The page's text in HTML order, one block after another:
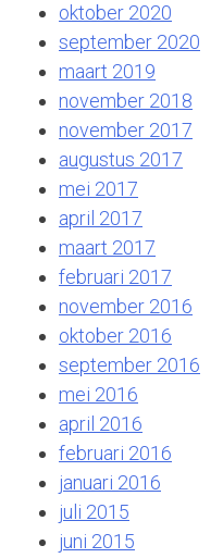
oktober 2020
september 2020
maart 2019
november 2018
november 2017
augustus 2017
mei 2017
april 2017
maart 2017
februari 2017
november 2016
oktober 2016
september 2016
mei 2016
april 2016
februari 2016
januari 2016
juli 2015
juni 2015